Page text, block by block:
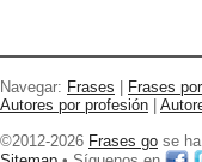
Navegar: Frases Frases
Autores por profesión
©2012-2026 Frases go se